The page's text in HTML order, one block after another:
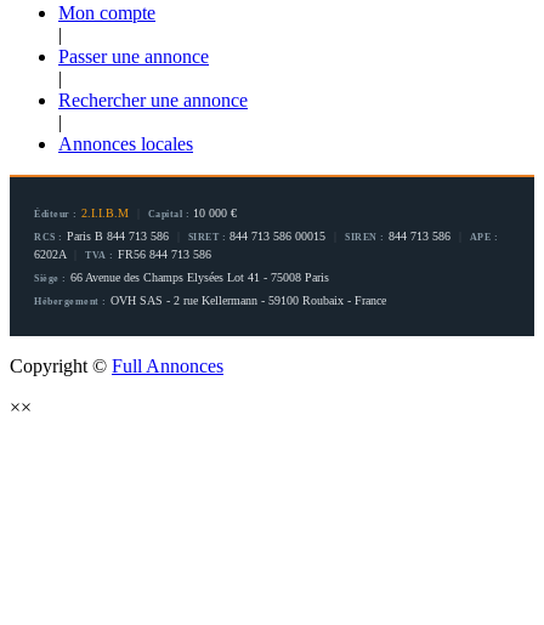
Mon compte
|
Passer une annonce
|
Rechercher une annonce
|
Annonces locales
Éditeur : 2.I.I.B.M Capital : 10 000 €
RCS : Paris B 844 713 586 SIRET : 844 713 586 00015 SIREN : 844 713 586 APE :
6202A TVA : FR56 844 713 586
Siège : 66 Avenue des Champs Elysées Lot 41 - 75008 Paris
Hébergement : OVH SAS - 2 rue Kellermann - 59100 Roubaix - France
Copyright © Full Annonces
××